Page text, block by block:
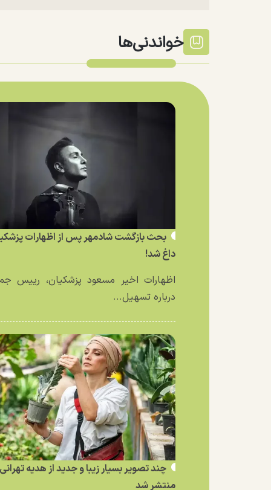
خواندنی‌ها
بحث بازگشت شادمهر پس از اظهارات
داغ شد!
اظهارات اخیر مسعود پزشکیان، رییس
درباره تسهیل...
چند تصویر بسیار زیبا و جدید از هدیه
منتشر شد